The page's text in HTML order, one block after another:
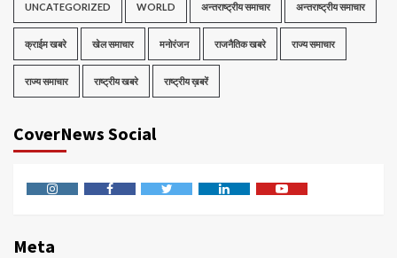
UNCATEGORIZED WORLD अन्तराष्ट्रीय समाचार अन्तराष्ट्रीय समाचार
क्राईम खबरे खेल समाचार मनोरंजन राजनैतिक खबरे राज्य समाचार
राज्य समाचार राष्ट्रीय खबरे राष्ट्रीय ख़बरें
CoverNews Social
Meta